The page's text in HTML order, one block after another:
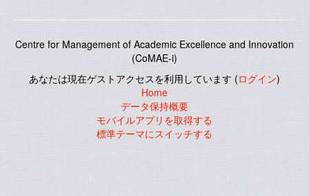
Centre for Management of Academic Excellence and Innovation
(CoMAE-i)
あなたは現在ゲストアクセスを利用しています (ログイン)
Home
データ保持概要
モバイルアプリを取得する
標準テーマにスイッチする